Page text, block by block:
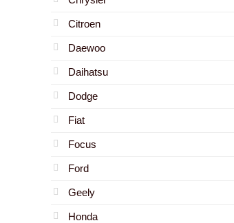
Citroen
Daewoo
Daihatsu
Dodge
Fiat
Focus
Ford
Geely
Honda